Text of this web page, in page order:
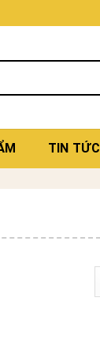
TIN TỨC